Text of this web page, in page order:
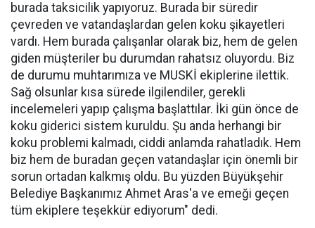
burada taksicilik yapıyoruz. Burada bir süredir
çevreden ve vatandaşlardan gelen koku şikayetleri
vardı. Hem burada çalışanlar olarak biz, hem de gelen
giden müşteriler bu durumdan rahatsız oluyordu. Biz
de durumu muhtarımıza ve MUSKİ ekiplerine ilettik.
Sağ olsunlar kısa sürede ilgilendiler, gerekli
incelemeleri yapıp çalışma başlattılar. İki gün önce de
koku giderici sistem kuruldu. Şu anda herhangi bir
koku problemi kalmadı, ciddi anlamda rahatladık. Hem
biz hem de buradan geçen vatandaşlar için önemli bir
sorun ortadan kalkmış oldu. Bu yüzden Büyükşehir
Belediye Başkanımız Ahmet Aras'a ve emeği geçen
tüm ekiplere teşekkür ediyorum" dedi.